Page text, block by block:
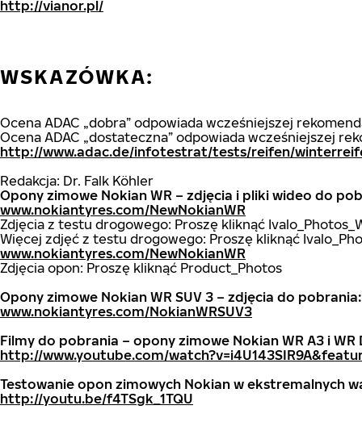
http://vianor.pl/
WSKAZÓWKA:
Ocena ADAC „dobra” odpowiada wcześniejszej
Ocena ADAC „dostateczna” odpowiada wcześniejszej
http://www.adac.de/infotestrat/tests/reifen/
Redakcja: Dr. Falk Köhler
Opony zimowe Nokian WR – zdjęcia i pliki wideo do
www.nokiantyres.com/NewNokianWR
Zdjęcia z testu drogowego: Proszę kliknąć
Więcej zdjęć z testu drogowego: Proszę kliknąć
www.nokiantyres.com/NewNokianWR
Zdjęcia opon: Proszę kliknąć Product_Photos
Opony zimowe Nokian WR SUV 3 – zdjęcia do pobrania:
www.nokiantyres.com/NokianWRSUV3
Filmy do pobrania – opony zimowe Nokian WR A3 i
http://www.youtube.com/
Testowanie opon zimowych Nokian w ekstremalnych
http://youtu.be/f4TSgk_1TQU